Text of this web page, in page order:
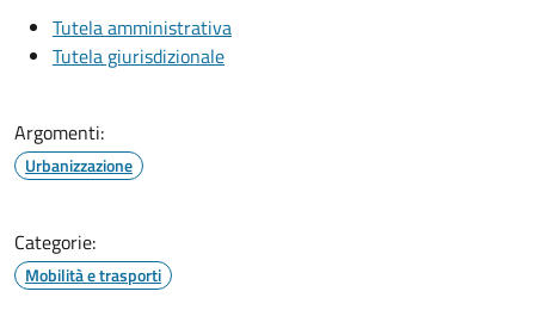
Tutela amministrativa
Tutela giurisdizionale
Argomenti:
Urbanizzazione
Categorie:
Mobilità e trasporti